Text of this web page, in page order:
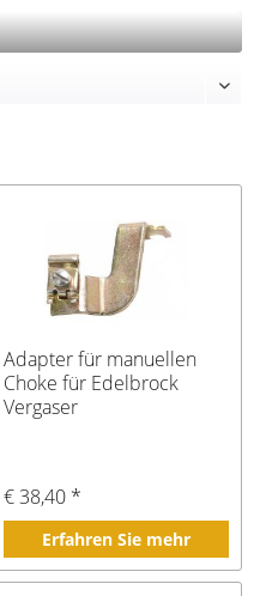
Adapter für manuellen
Choke für Edelbrock
Vergaser
€ 38,40 *
Erfahren Sie mehr